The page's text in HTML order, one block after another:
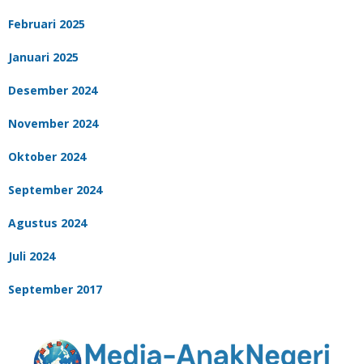
Februari 2025
Januari 2025
Desember 2024
November 2024
Oktober 2024
September 2024
Agustus 2024
Juli 2024
September 2017